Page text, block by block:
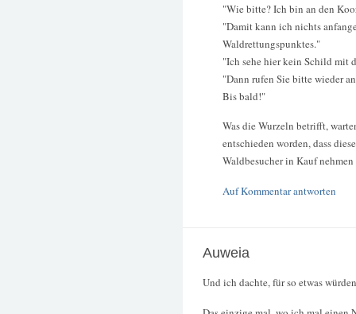
"Wie bitte? Ich bin an den
"Damit kann ich nichts
Waldrettungspunktes."
"Ich sehe hier kein Schild mit
"Dann rufen Sie bitte wieder
Bis bald!"
Was die Wurzeln betrifft,
entschieden worden, dass
Waldbesucher in Kauf nehmen
Auf Kommentar antworten
Auweia
Und ich dachte, für so etwas